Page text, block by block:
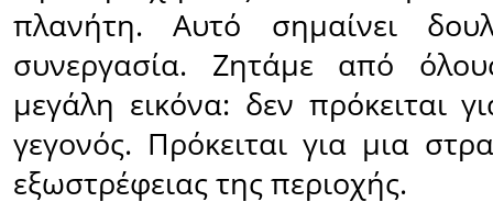
πλανήτη. Αυτό σημαίνει
συνεργασία. Ζητάμε από
μεγάλη εικόνα: δεν πρόκειται
γεγονός. Πρόκειται για μια
εξωστρέφειας της περιοχής.